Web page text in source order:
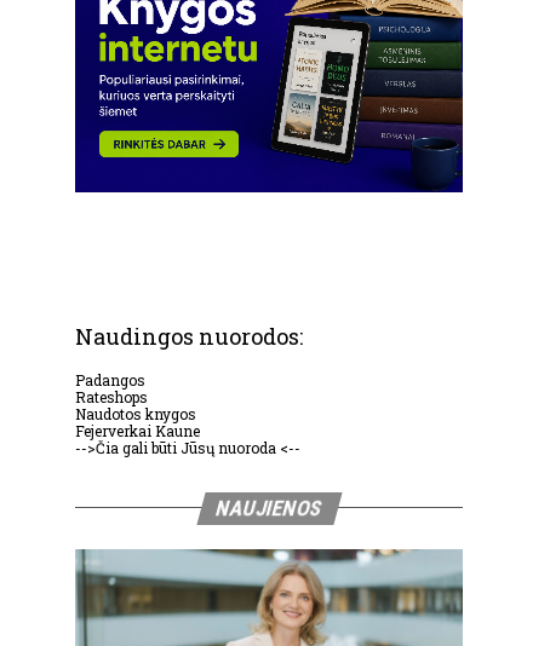
Naudingos nuorodos:
Padangos
Rateshops
Naudotos knygos
Fejerverkai Kaune
-->Čia gali būti Jūsų nuoroda <--
NAUJIENOS